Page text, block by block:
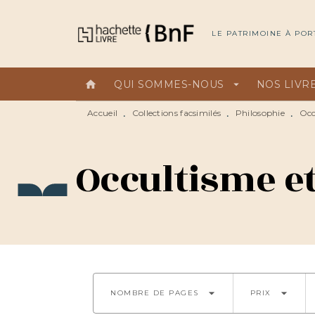
MENU RECHERCHE
LE PATRIMOINE À
home QUI SOMMES-NOUS arrow_drop_down NOS
Accueil • Collections facsimilés • Philosophie •
Occultisme
NOMBRE DE PAGES arrow_drop_down PRIX arrow_drop_down